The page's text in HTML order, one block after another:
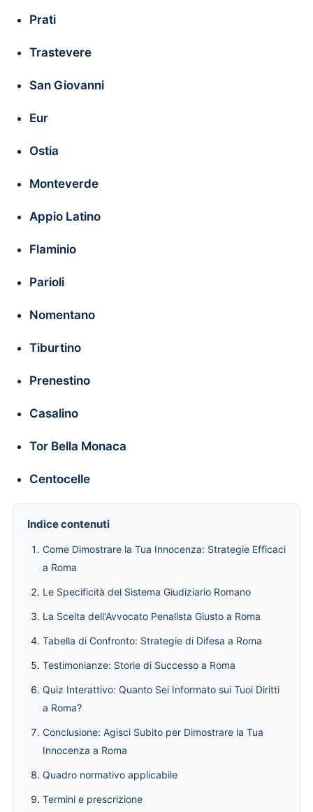
Prati
Trastevere
San Giovanni
Eur
Ostia
Monteverde
Appio Latino
Flaminio
Parioli
Nomentano
Tiburtino
Prenestino
Casalino
Tor Bella Monaca
Centocelle
Indice contenuti
Come Dimostrare la Tua Innocenza: Strategie Efficaci
a Roma
Le Specificità del Sistema Giudiziario Romano
La Scelta dell'Avvocato Penalista Giusto a Roma
Tabella di Confronto: Strategie di Difesa a Roma
Testimonianze: Storie di Successo a Roma
Quiz Interattivo: Quanto Sei Informato sui Tuoi Diritti
a Roma?
Conclusione: Agisci Subito per Dimostrare la Tua
Innocenza a Roma
Quadro normativo applicabile
Termini e prescrizione